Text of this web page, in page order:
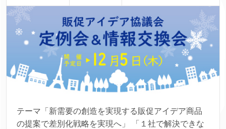
テーマ「新需要の創造を実現する販促アイデア商品
の提案で差別化戦略を実現へ」 「１社で解決できな